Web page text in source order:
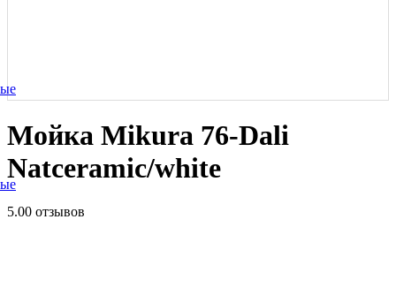
Мойка Mikura 76-Dali
Natceramic/white
5.00 отзывов